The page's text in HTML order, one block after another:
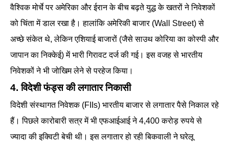
वैश्विक मोर्चे पर अमेरिका और ईरान के बीच बढ़ते युद्ध के खतरों ने निवेशकों
को चिंता में डाल रखा है। हालांकि अमेरिकी बाजार (Wall Street) से
अच्छे संकेत थे, लेकिन एशियाई बाजारों (जैसे साउथ कोरिया का कोस्पी और
जापान का निक्केई) में भारी गिरावट दर्ज की गई। इस वजह से भारतीय
निवेशकों ने भी जोखिम लेने से परहेज किया।
4. विदेशी फंड्स की लगातार निकासी
विदेशी संस्थागत निवेशक (FIIs) भारतीय बाजार से लगातार पैसे निकाल रहे
हैं। पिछले कारोबारी सत्र में भी एफआईआई ने 4,400 करोड़ रुपये से
ज्यादा की इक्विटी बेची थी। इस लगातार हो रही बिकवाली ने घरेलू